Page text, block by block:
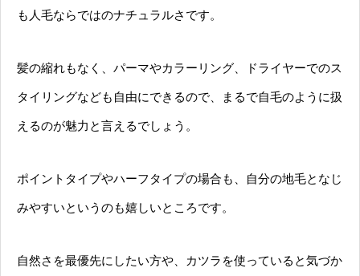
も人毛ならではのナチュラルさです。
髪の縮れもなく、パーマやカラーリング、ドライヤーでのス
タイリングなども自由にできるので、まるで自毛のように扱
えるのが魅力と言えるでしょう。
ポイントタイプやハーフタイプの場合も、自分の地毛となじ
みやすいというのも嬉しいところです。
自然さを最優先にしたい方や、カツラを使っていると気づか